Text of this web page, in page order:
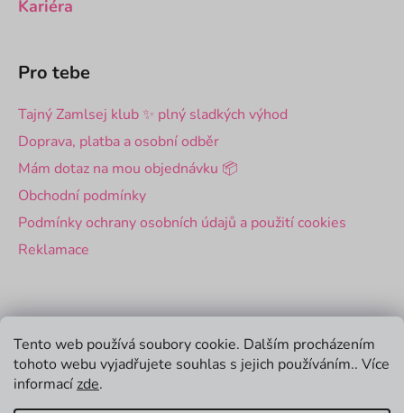
Tento web používá soubory cookie. Dalším procházením
tohoto webu vyjadřujete souhlas s jejich používáním.. Více
informací zde.
Kariéra
Pro tebe
Tajný Zamlsej klub ✨ plný sladkých výhod
Doprava, platba a osobní odběr
Mám dotaz na mou objednávku 📦
Obchodní podmínky
Podmínky ochrany osobních údajů a použití cookies
Reklamace
Velkoobchod
Firemní dárky